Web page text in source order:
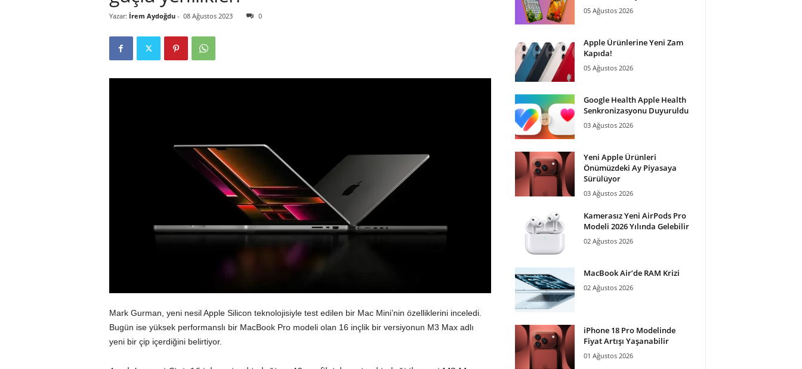
i
Yazar: İrem Aydoğdu- 08 Ağustos 2023 0
Mark Gurman, yeni nesil Apple Silicon teknolojisiyle test edilen bir Mac Mini’nin özelliklerini inceledi.
Bugün ise yüksek performanslı bir MacBook Pro modeli olan 16 inçlik bir versiyonun M3 Max adlı
yeni bir çip içerdiğini belirtiyor.
05 Ağustos 2026
Apple Ürünlerine Yeni Zam
Kapıda!
05 Ağustos 2026
Google Health Apple Health
Senkronizasyonu Duyuruldu
03 Ağustos 2026
Yeni Apple Ürünleri
Önümüzdeki Ay Piyasaya
Sürülüyor
03 Ağustos 2026
Kamerasız Yeni AirPods Pro
Modeli 2026 Yılında Gelebilir
02 Ağustos 2026
MacBook Air’de RAM Krizi
02 Ağustos 2026
iPhone 18 Pro Modelinde
Fiyat Artışı Yaşanabilir
01 Ağustos 2026